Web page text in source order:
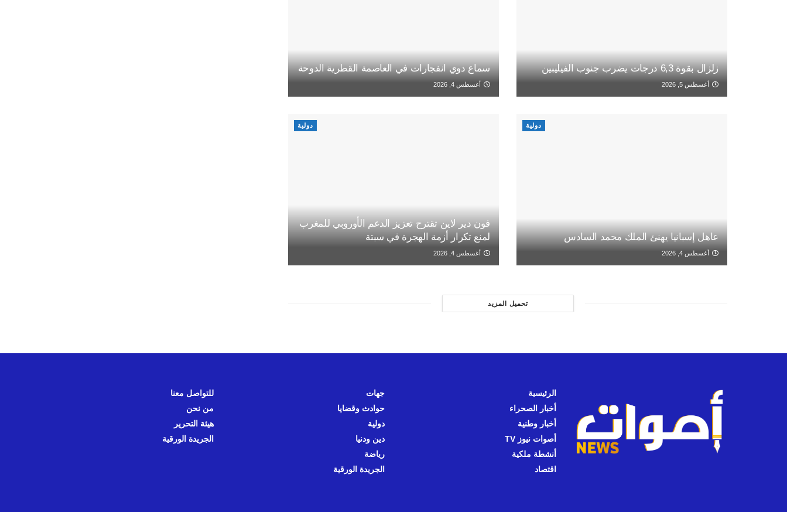
زلزال بقوة 6,3 درجات يضرب جنوب الفيليبين
أغسطس 5, 2026
سماع دوي انفجارات في العاصمة القطرية الدوحة
أغسطس 4, 2026
دولية
عاهل إسبانيا يهنئ الملك محمد السادس
أغسطس 4, 2026
دولية
فون دير لاين تقترح تعزيز الدعم الأوروبي للمغرب
لمنع تكرار أزمة الهجرة في سبتة
أغسطس 4, 2026
تحميل المزيد
الرئيسية
أخبار الصحراء
أخبار وطنية
أصوات نيوز TV
أنشطة ملكية
اقتصاد
جهات
حوادث وقضايا
دولية
دين ودنيا
رياضة
الجريدة الورقية
للتواصل معنا
من نحن
هيئة التحرير
الجريدة الورقية